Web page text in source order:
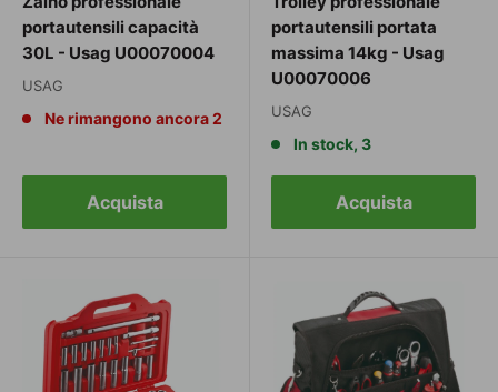
portautensili capacità
30L - Usag U00070004
USAG
Ne rimangono ancora 2
Acquista
portautensili portata
massima 14kg - Usag
U00070006
USAG
In stock, 3
Acquista